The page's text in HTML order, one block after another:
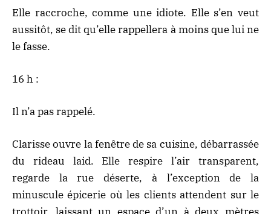
Elle raccroche, comme une idiote. Elle s’en veut
aussitôt, se dit qu’elle rappellera à moins que lui ne
le fasse.
16 h :
Il n’a pas rappelé.
Clarisse ouvre la fenêtre de sa cuisine, débarrassée
du rideau laid. Elle respire l’air transparent,
regarde la rue déserte, à l’exception de la
minuscule épicerie où les clients attendent sur le